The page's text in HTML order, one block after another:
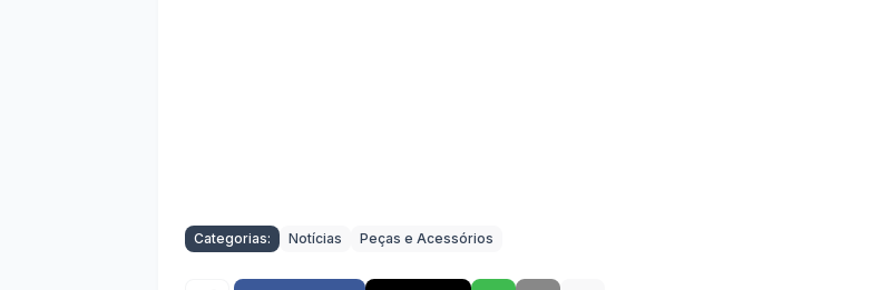
Categorias: Notícias Peças e Acessórios